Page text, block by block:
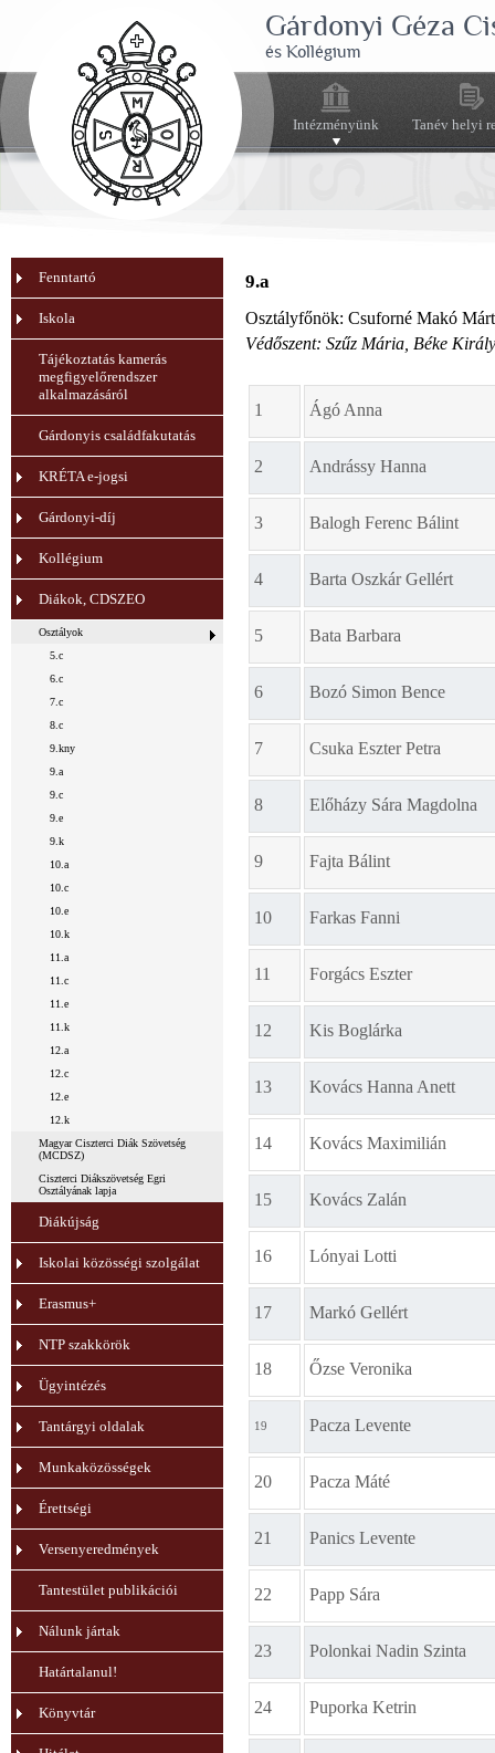
Gárdonyi Géza
és Kollégium
Intézményünk Tanév helyi
Fenntartó
Iskola
Tájékoztatás kamerás
megfigyelőrendszer
alkalmazásáról
Gárdonyis családfakutatás
KRÉTA e-jogsi
Gárdonyi-díj
Kollégium
Diákok, CDSZEO
Osztályok
5.c
6.c
7.c
8.c
9.kny
9.a
9.c
9.e
9.k
10.a
10.c
10.e
10.k
11.a
11.c
11.e
11.k
12.a
12.c
12.e
12.k
Magyar Ciszterci Diák Szövetség
(MCDSZ)
Ciszterci Diákszövetség Egri
Osztályának lapja
Diákújság
Iskolai közösségi szolgálat
Erasmus+
NTP szakkörök
Ügyintézés
Tantárgyi oldalak
Munkaközösségek
Érettségi
Versenyeredmények
Tantestület publikációi
Nálunk jártak
Határtalanul!
Könyvtár
9.a
Osztályfőnök: Csuforné Makó
Védőszent: Szűz Mária, Béke
1 Ágó Anna
2 Andrássy Hanna
3 Balogh Ferenc Bálint
4 Barta Oszkár Gellért
5 Bata Barbara
6 Bozó Simon Bence
7 Csuka Eszter Petra
8 Előházy Sára Magdolna
9 Fajta Bálint
10 Farkas Fanni
11 Forgács Eszter
12 Kis Boglárka
13 Kovács Hanna Anett
14 Kovács Maximilián
15 Kovács Zalán
16 Lónyai Lotti
17 Markó Gellért
18 Őzse Veronika
19 Pacza Levente
20 Pacza Máté
21 Panics Levente
22 Papp Sára
23 Polonkai Nadin Szinta
24 Puporka Ketrin